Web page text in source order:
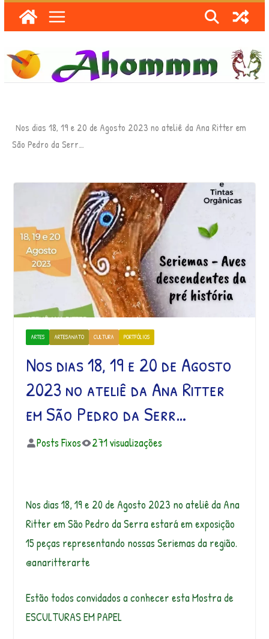
Skip
to
content
Nos dias 18, 19 e 20 de Agosto 2023 no ateliê da Ana Ritter em
São Pedro da Serr…
ARTES ARTESANATO CULTURA PORTFÓLIOS
Nos dias 18, 19 e 20 de Agosto
2023 no ateliê da Ana Ritter
em São Pedro da Serr…
Posts Fixos 271 visualizações
Nos dias 18, 19 e 20 de Agosto 2023 no ateliê da Ana
Ritter em São Pedro da Serra estará em exposição
15 peças representando nossas Seriemas da região.
@anaritterarte
Estão todos convidados a conhecer esta Mostra de
ESCULTURAS EM PAPEL